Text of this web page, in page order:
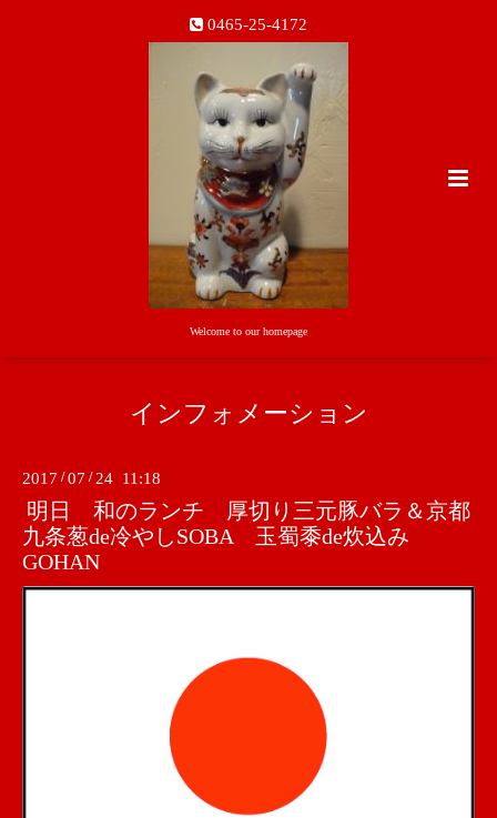
0465-25-4172
Welcome to our homepage
インフォメーション
2017 /07 / 24 11:18
明日 和のランチ 厚切り三元豚バラ＆京都
九条葱de冷やしSOBA 玉蜀黍de炊込み
GOHAN